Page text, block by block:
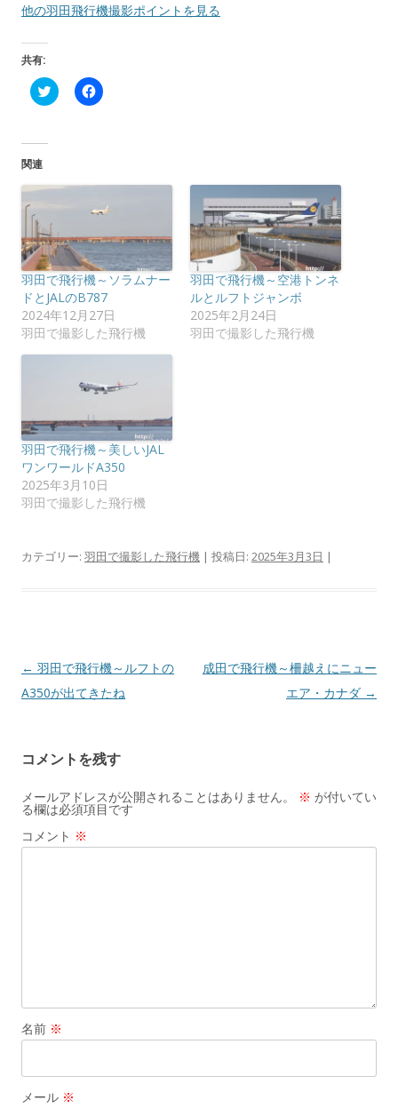
他の羽田飛行機撮影ポイントを見る
共有:
ク
リ
i
t
で
共
有
(
新
し
い
ウ
ィ
ン
ド
す
)
F
a
で
有
す
に
は
ク
リ
ッ
ク
し
て
く
だ
さ
新
ウ
ィ
ン
ウ
で
開
き
関連
羽田で飛行機～ソラムナー
ドとJALのB787
2024年12月27日
羽田で撮影した飛行機
羽田で飛行機～空港トンネ
ルとルフトジャンボ
2025年2月24日
羽田で撮影した飛行機
羽田で飛行機～美しいJAL
ワンワールドA350
2025年3月10日
羽田で撮影した飛行機
カテゴリー: 羽田で撮影した飛行機 | 投稿日: 2025年3月3日 |
投
稿
ゲ
ー
シ
ョ
← 羽田で飛行機～ルフトの
A350が出てきたね
成田で飛行機～柵越えにニュー
エア・カナダ →
コメントを残す
メールアドレスが公開されることはありません。 ※ が付いてい
る欄は必須項目です
コメント ※
名前 ※
メール ※